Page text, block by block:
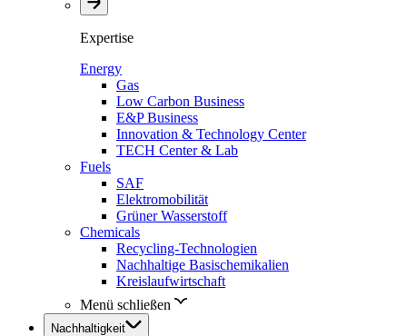
Expertise
Energy
Gas
Low Carbon Business
E&P Business
Innovation & Technology Center
TECH Center & Lab
Fuels
SAF
Elektromobilität
Grüner Wasserstoff
Chemicals
Recycling-Technologien
Nachhaltige Basischemikalien
Kreislaufwirtschaft
Menü schließen
Nachhaltigkeit